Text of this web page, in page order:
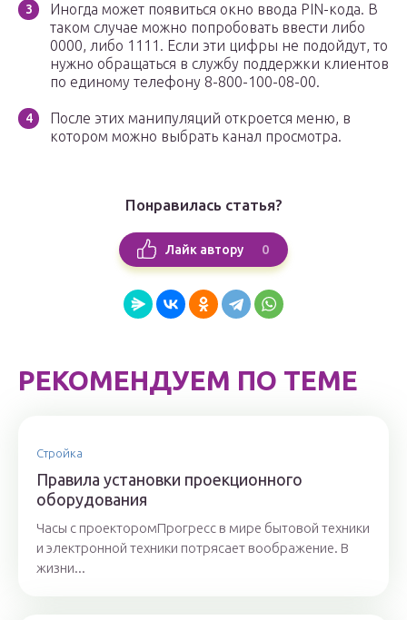
Иногда может появиться окно ввода PIN-кода. В
таком случае можно попробовать ввести либо
0000, либо 1111. Если эти цифры не подойдут, то
нужно обращаться в службу поддержки клиентов
по единому телефону 8-800-100-08-00.
После этих манипуляций откроется меню, в
котором можно выбрать канал просмотра.
Понравилась статья?
Лайк автору 0
РЕКОМЕНДУЕМ ПО ТЕМЕ
Стройка
Правила установки проекционного
оборудования
Часы с проекторомПрогресс в мире бытовой техники
и электронной техники потрясает воображение. В
жизни...